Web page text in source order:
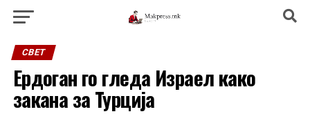
СВЕТ
Ердоган го гледа Израел како
закана за Турција